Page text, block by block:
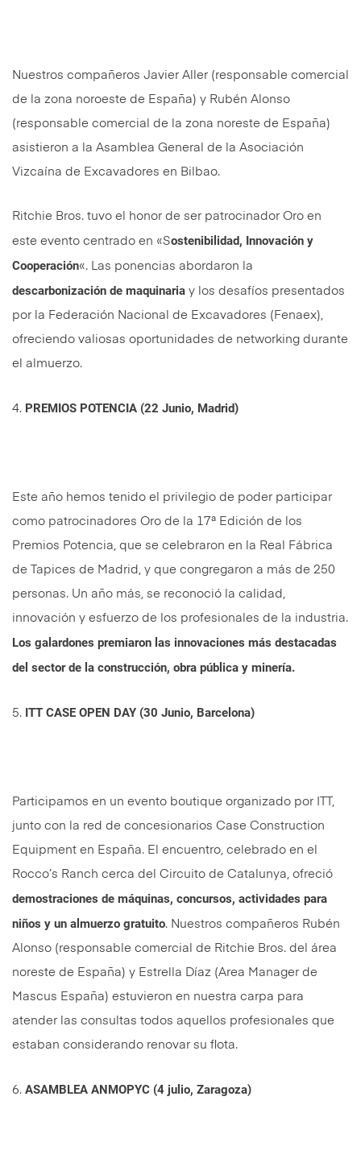
Nuestros compañeros Javier Aller (responsable comercial
de la zona noroeste de España) y Rubén Alonso
(responsable comercial de la zona noreste de España)
asistieron a la Asamblea General de la Asociación
Vizcaína de Excavadores en Bilbao.
Ritchie Bros. tuvo el honor de ser patrocinador Oro en
este evento centrado en «Sostenibilidad, Innovación y
Cooperación«. Las ponencias abordaron la
descarbonización de maquinaria y los desafíos presentados
por la Federación Nacional de Excavadores (Fenaex),
ofreciendo valiosas oportunidades de networking durante
el almuerzo.
4. PREMIOS POTENCIA (22 Junio, Madrid)
Este año hemos tenido el privilegio de poder participar
como patrocinadores Oro de la 17ª Edición de los
Premios Potencia, que se celebraron en la Real Fábrica
de Tapices de Madrid, y que congregaron a más de 250
personas. Un año más, se reconoció la calidad,
innovación y esfuerzo de los profesionales de la industria.
Los galardones premiaron las innovaciones más destacadas
del sector de la construcción, obra pública y minería.
5. ITT CASE OPEN DAY (30 Junio, Barcelona)
Participamos en un evento boutique organizado por ITT,
junto con la red de concesionarios Case Construction
Equipment en España. El encuentro, celebrado en el
Rocco’s Ranch cerca del Circuito de Catalunya, ofreció
demostraciones de máquinas, concursos, actividades para
niños y un almuerzo gratuito. Nuestros compañeros Rubén
Alonso (responsable comercial de Ritchie Bros. del área
noreste de España) y Estrella Díaz (Area Manager de
Mascus España) estuvieron en nuestra carpa para
atender las consultas todos aquellos profesionales que
estaban considerando renovar su flota.
6. ASAMBLEA ANMOPYC (4 julio, Zaragoza)